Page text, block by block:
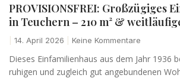
PROVISIONSFREI: Großzügiges
in Teuchern – 210 m² &
14. April 2026 Keine Kommentare
Dieses Einfamilienhaus aus dem Jahr 1936
ruhigen und zugleich gut angebundenen